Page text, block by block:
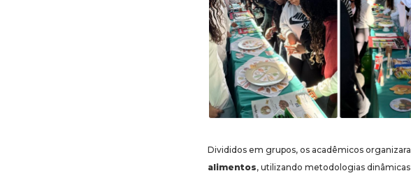
Divididos em grupos, os acadêmicos
alimentos, utilizando metodologias